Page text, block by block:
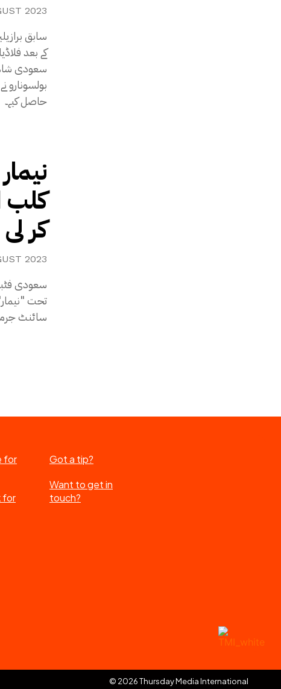
2023
سابق
کے بعد
سعودی
حاصل کیے۔
کلب
کر لی
2023
تحت
سائنٹ جرمین"
for
for
Got a tip?
Want to get in
touch?
© 2026 Thursday Media International